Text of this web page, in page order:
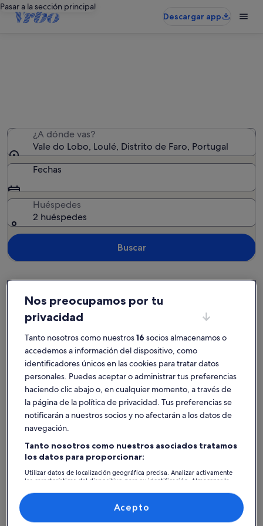
Pasar a la sección principal
Descargar app
¿A dónde vas?
Vale do Lobo, Loulé, Distrito de Faro, Portugal
Fechas
Huéspedes
2 huéspedes
Buscar
Almancil Casas en Vale do Lobo
Encuentra la casa perfecta en
Vale do Lobo
Más información sobre Casa Ferreira - Apartamento de 3
Más
Nos preocupamos por tu
privacidad
Tanto nosotros como nuestros16 socios almacenamos o
accedemos a información del dispositivo, como
identificadores únicos en las cookies para tratar datos
personales. Puedes aceptar o administrar tus preferencias
haciendo clic abajo o, en cualquier momento, a través de
la página de la política de privacidad. Tus preferencias se
notificarán a nuestros socios y no afectarán a los datos de
navegación.
Tanto nosotros como nuestros asociados tratamos
los datos para proporcionar:
Utilizar datos de localización geográfica precisa. Analizar activamente
las características del dispositivo para su identificación. Almacenar la
contenido personalizados, medición de publicidad y contenido,
investigación de audiencia y desarrollo de servicios.
Acepto